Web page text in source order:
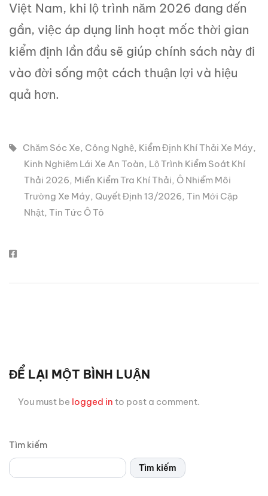
Tìm kiếm
Tìm kiếm
Việt Nam, khi lộ trình năm 2026 đang đến
gần, việc áp dụng linh hoạt mốc thời gian
kiểm định lần đầu sẽ giúp chính sách này đi
vào đời sống một cách thuận lợi và hiệu
quả hơn.
Chăm Sóc Xe, Công Nghệ, Kiểm Định Khí Thải Xe Máy,
Kinh Nghiệm Lái Xe An Toàn, Lộ Trình Kiểm Soát Khí
Thải 2026, Miễn Kiểm Tra Khí Thải, Ô Nhiễm Môi
Trường Xe Máy, Quyết Định 13/2026, Tin Mới Cập
Nhật, Tin Tức Ô Tô
ĐỂ LẠI MỘT BÌNH LUẬN
You must be logged in to post a comment.